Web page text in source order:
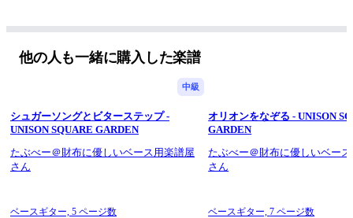
他の人も一緒に購入した楽譜
中級
シュガーソングとビターステップ -
UNISON SQUARE GARDEN
たぶべー＠財布に優しいベース用楽譜屋
さん
ベースギター, 5 ページ数
オリオンをなぞる - UNISON
GARDEN
たぶべー＠財布に優しいベー
さん
ベースギター,7 ページ数